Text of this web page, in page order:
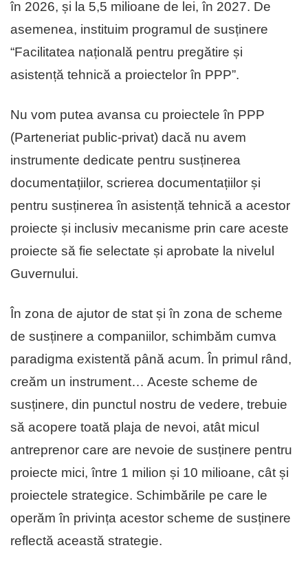
în 2026, și la 5,5 milioane de lei, în 2027. De
asemenea, instituim programul de susținere
“Facilitatea națională pentru pregătire și
asistență tehnică a proiectelor în PPP”.
Nu vom putea avansa cu proiectele în PPP
(Parteneriat public-privat) dacă nu avem
instrumente dedicate pentru susținerea
documentațiilor, scrierea documentațiilor și
pentru susținerea în asistență tehnică a acestor
proiecte și inclusiv mecanisme prin care aceste
proiecte să fie selectate și aprobate la nivelul
Guvernului.
În zona de ajutor de stat și în zona de scheme
de susținere a companiilor, schimbăm cumva
paradigma existentă până acum. În primul rând,
creăm un instrument… Aceste scheme de
susținere, din punctul nostru de vedere, trebuie
să acopere toată plaja de nevoi, atât micul
antreprenor care are nevoie de susținere pentru
proiecte mici, între 1 milion și 10 milioane, cât și
proiectele strategice. Schimbările pe care le
operăm în privința acestor scheme de susținere
reflectă această strategie.